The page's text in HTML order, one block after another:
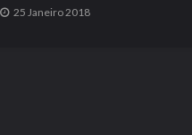
25 Janeiro 2018